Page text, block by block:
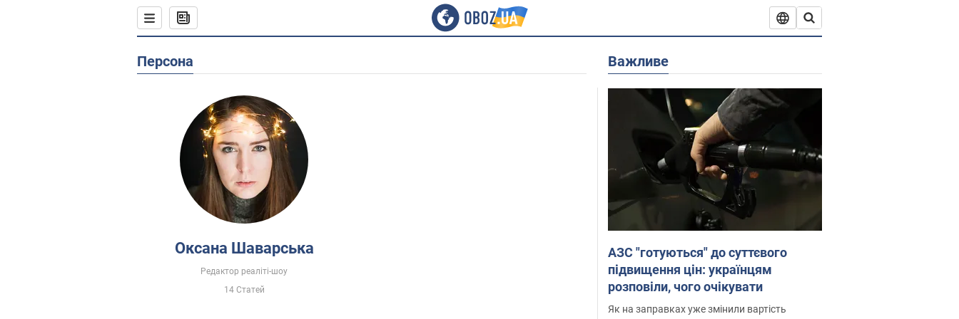
Персона
Оксана Шаварська
Редактор реаліті-шоу
14 Статей
Важливе
АЗС "готуються" до суттєвого
підвищення цін: українцям
розповіли, чого очікувати
Як на заправках уже змінили вартість